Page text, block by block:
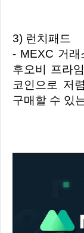
3) 런치패드
- MEXC 거래
후오비 프라
코인으로 저
구매할 수 있